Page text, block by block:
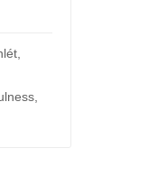
,
,